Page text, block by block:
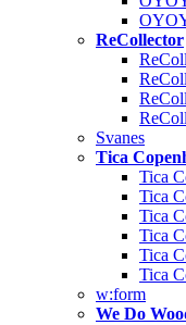
ReCollector
Svanes
Tica
Tica
Tica
Tica
Tica
Tica
Tica
w:form
We Do